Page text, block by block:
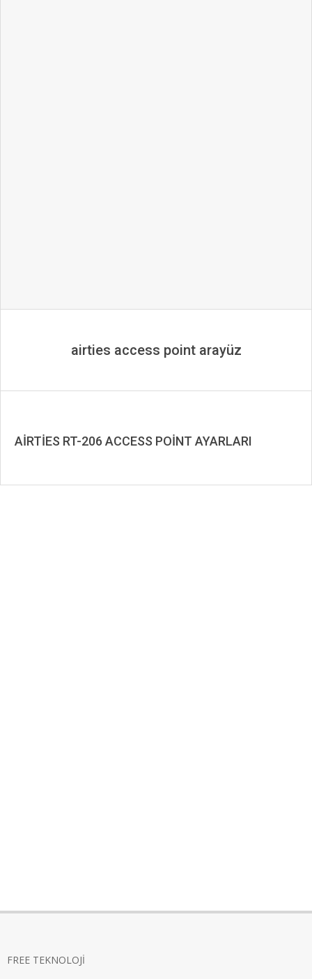
airties access point arayüz
AİRTİES RT-206 ACCESS POİNT AYARLARI
FREE TEKNOLOJİ